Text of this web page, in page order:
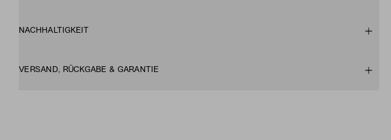
NACHHALTIGKEIT
VERSAND, RÜCKGABE & GARANTIE